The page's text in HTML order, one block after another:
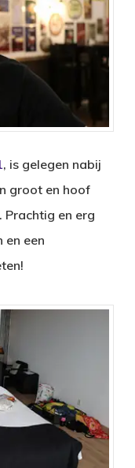
, is gelegen nabij
groot en hoof
en erg
en een